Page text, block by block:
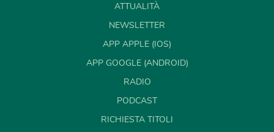
ATTUALITÀ
NEWSLETTER
APP APPLE (IOS)
APP GOOGLE (ANDROID)
RADIO
PODCAST
RICHIESTA TITOLI